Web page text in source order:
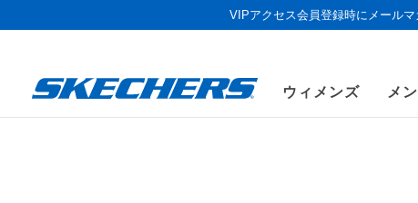
VIPアクセス会員登録時にメール
ウィメンズ メ